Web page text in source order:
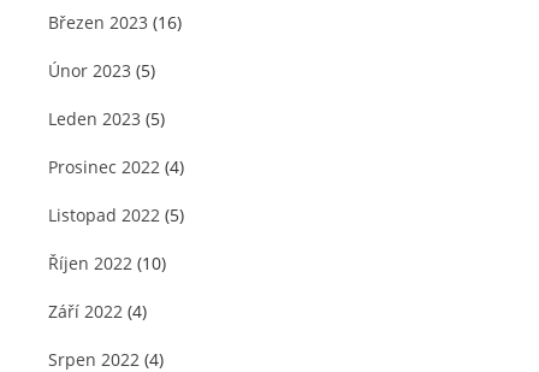
Březen 2023 (16)
Únor 2023 (5)
Leden 2023 (5)
Prosinec 2022 (4)
Listopad 2022 (5)
Říjen 2022 (10)
Září 2022 (4)
Srpen 2022 (4)